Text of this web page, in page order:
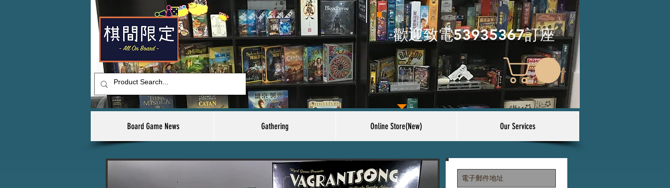
​歡迎致電53935367訂座
Board Game News Gathering Online Store(New) Our Services